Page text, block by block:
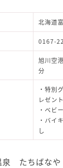
北海道
0167-
旭川空
分
・特別
レゼント
・ベビ
・バイ
し
泉 たちばなや